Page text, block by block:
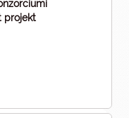
projekt